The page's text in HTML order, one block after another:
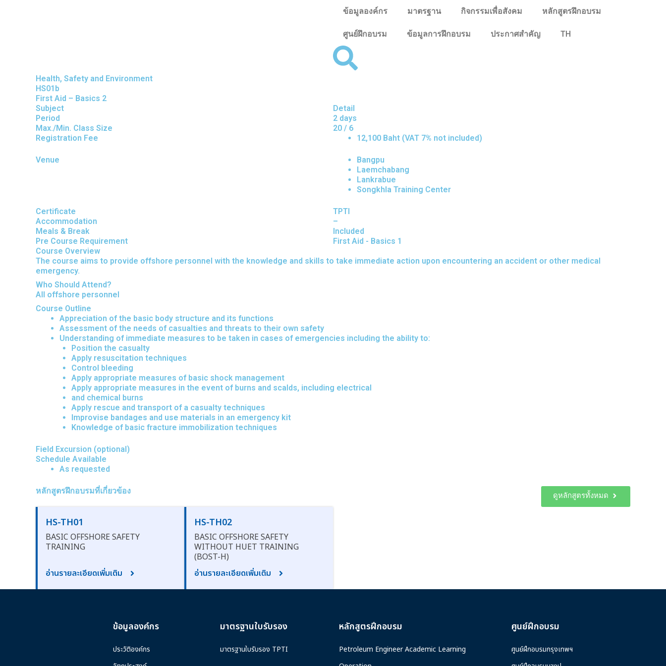
ข้อมูลองค์กร มาตรฐาน กิจกรรมเพื่อสังคม หลักสูตรฝึกอบรม
ศูนย์ฝึกอบรม ข้อมูลการฝึกอบรม ประกาศสำคัญ TH
Health, Safety and Environment
HS01b
First Aid – Basics 2
Subject
Detail
Period
2 days
Max./Min. Class Size
20 / 6
Registration Fee
12,100 Baht (VAT 7% not included)
Venue
Bangpu
Laemchabang
Lankrabue
Songkhla Training Center
Certificate
TPTI
Accommodation
–
Meals & Break
Included
Pre Course Requirement
First Aid - Basics 1
Course Overview
The course aims to provide offshore personnel with the knowledge and skills to take immediate action upon encountering an accident or other medical
emergency.
Who Should Attend?
All offshore personnel
Course Outline
Appreciation of the basic body structure and its functions
Assessment of the needs of casualties and threats to their own safety
Understanding of immediate measures to be taken in cases of emergencies including the ability to:
Position the casualty
Apply resuscitation techniques
Control bleeding
Apply appropriate measures of basic shock management
Apply appropriate measures in the event of burns and scalds, including electrical
and chemical burns
Apply rescue and transport of a casualty techniques
Improvise bandages and use materials in an emergency kit
Knowledge of basic fracture immobilization techniques
Field Excursion (optional)
Schedule Available
As requested
หลักสูตรฝึกอบรมที่เกี่ยวข้อง ดูหลักสูตรทั้งหมด
HS-TH01
BASIC OFFSHORE SAFETY
TRAINING
อ่านรายละเอียดเพิ่มเติม
HS-TH02
BASIC OFFSHORE SAFETY
WITHOUT HUET TRAINING
(BOST-H)
อ่านรายละเอียดเพิ่มเติม
ข้อมูลองค์กร
ประวัติองค์กร
มาตรฐานใบรับรอง
มาตรฐานใบรับรอง TPTI
หลักสูตรฝึกอบรม
Petroleum Engineer Academic Learning
ศูนย์ฝึกอบรม
ศูนย์ฝึกอบรมกรุงเทพฯ